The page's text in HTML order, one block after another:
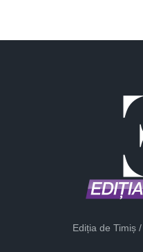
Ediția de Timiș